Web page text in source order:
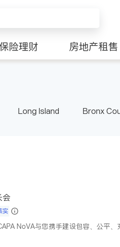
保险理财 房地产租售
Long Island Bronx
会
实
NoVA与您携手建设包容、公平、